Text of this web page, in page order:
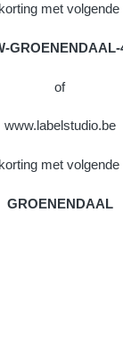
met volgende
GROENENDAAL-
of
www.labelstudio.be
met volgende
GROENENDAAL